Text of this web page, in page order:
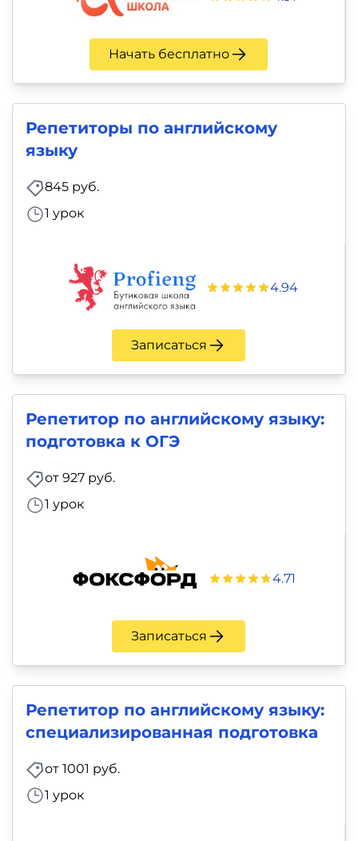
Начать бесплатно
Репетиторы по английскому
языку
845 руб.
1 урок
4.94
Записаться
Репетитор по английскому языку:
подготовка к ОГЭ
от 927 руб.
1 урок
4.71
Записаться
Репетитор по английскому языку:
специализированная подготовка
от 1001 руб.
1 урок